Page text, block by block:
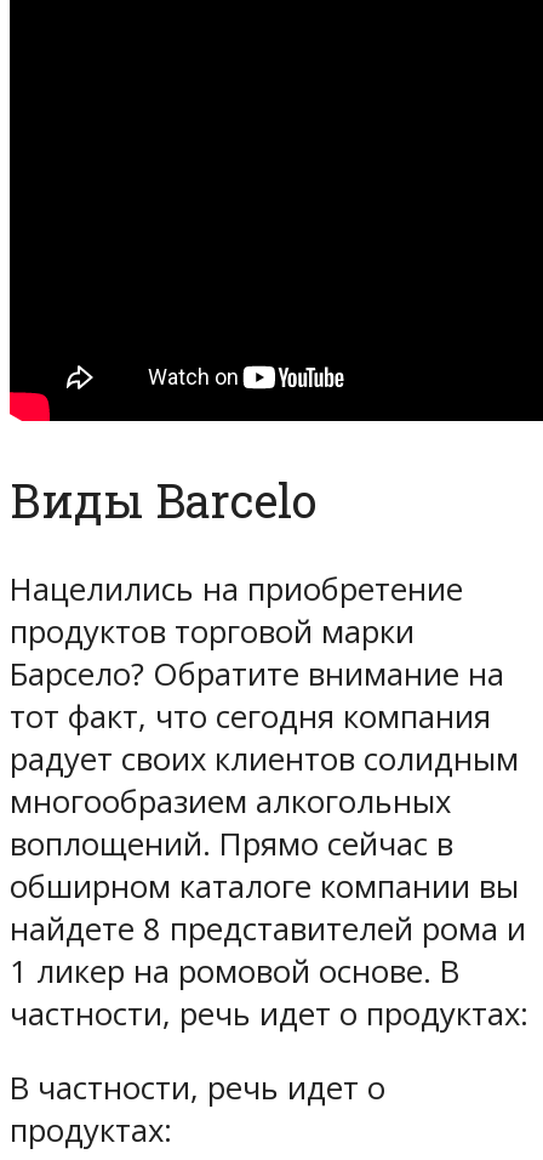
Виды Barcelo
Нацелились на приобретение
продуктов торговой марки
Барсело? Обратите внимание на
тот факт, что сегодня компания
радует своих клиентов солидным
многообразием алкогольных
воплощений. Прямо сейчас в
обширном каталоге компании вы
найдете 8 представителей рома и
1 ликер на ромовой основе. В
частности, речь идет о продуктах:
В частности, речь идет о
продуктах: